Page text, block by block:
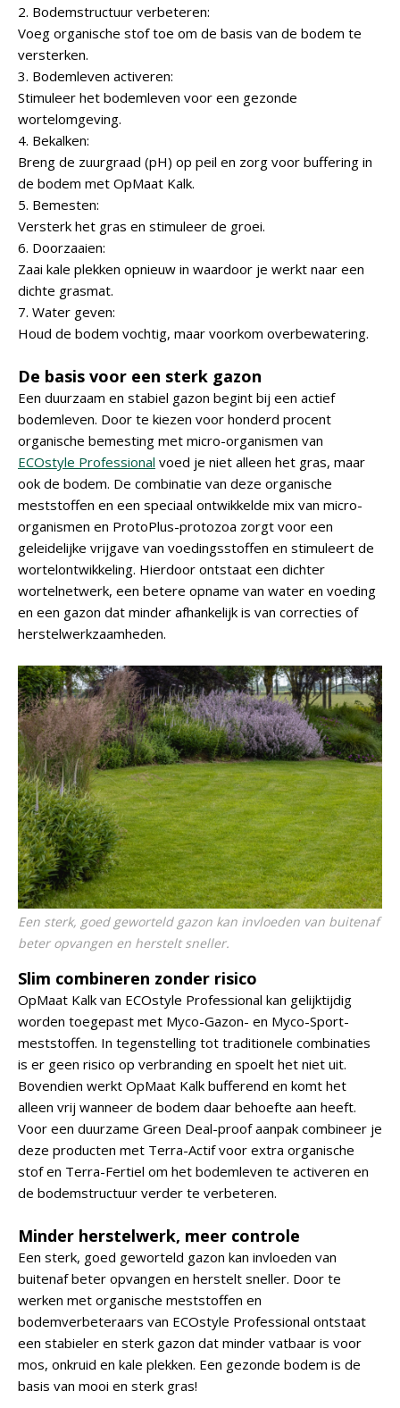
2. Bodemstructuur verbeteren:
Voeg organische stof toe om de basis van de bodem te
versterken.
3. Bodemleven activeren:
Stimuleer het bodemleven voor een gezonde
wortelomgeving.
4. Bekalken:
Breng de zuurgraad (pH) op peil en zorg voor buffering in
de bodem met OpMaat Kalk.
5. Bemesten:
Versterk het gras en stimuleer de groei.
6. Doorzaaien:
Zaai kale plekken opnieuw in waardoor je werkt naar een
dichte grasmat.
7. Water geven:
Houd de bodem vochtig, maar voorkom overbewatering.
De basis voor een sterk gazon
Een duurzaam en stabiel gazon begint bij een actief
bodemleven. Door te kiezen voor honderd procent
organische bemesting met micro-organismen van
ECOstyle Professional voed je niet alleen het gras, maar
ook de bodem. De combinatie van deze organische
meststoffen en een speciaal ontwikkelde mix van micro-
organismen en ProtoPlus-protozoa zorgt voor een
geleidelijke vrijgave van voedingsstoffen en stimuleert de
wortelontwikkeling. Hierdoor ontstaat een dichter
wortelnetwerk, een betere opname van water en voeding
en een gazon dat minder afhankelijk is van correcties of
herstelwerkzaamheden.
Een sterk, goed geworteld gazon kan invloeden van buitenaf
beter opvangen en herstelt sneller.
Slim combineren zonder risico
OpMaat Kalk van ECOstyle Professional kan gelijktijdig
worden toegepast met Myco-Gazon- en Myco-Sport-
meststoffen. In tegenstelling tot traditionele combinaties
is er geen risico op verbranding en spoelt het niet uit.
Bovendien werkt OpMaat Kalk bufferend en komt het
alleen vrij wanneer de bodem daar behoefte aan heeft.
Voor een duurzame Green Deal-proof aanpak combineer je
deze producten met Terra-Actif voor extra organische
stof en Terra-Fertiel om het bodemleven te activeren en
de bodemstructuur verder te verbeteren.
Minder herstelwerk, meer controle
Een sterk, goed geworteld gazon kan invloeden van
buitenaf beter opvangen en herstelt sneller. Door te
werken met organische meststoffen en
bodemverbeteraars van ECOstyle Professional ontstaat
een stabieler en sterk gazon dat minder vatbaar is voor
mos, onkruid en kale plekken. Een gezonde bodem is de
basis van mooi en sterk gras!